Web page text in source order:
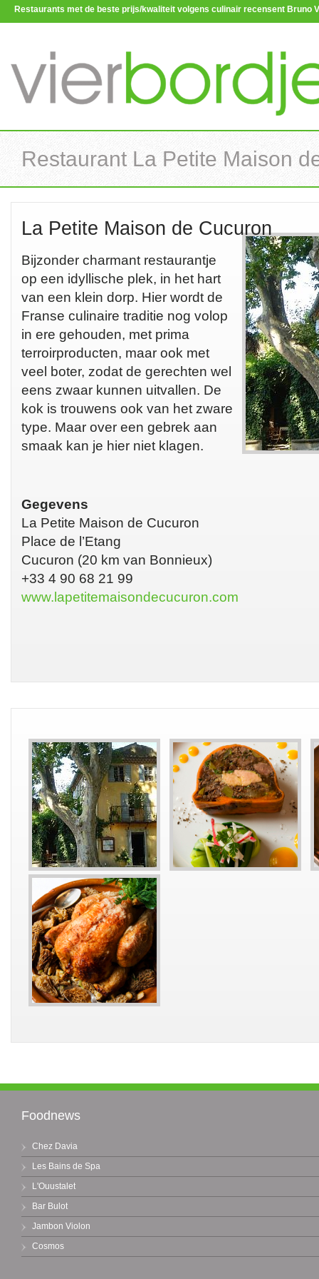
Restaurants met de beste prijs/kwaliteit volgens culinair recensent Bruno
Restaurant La Petite Maison
La Petite Maison de Cucuron
Bijzonder charmant restaurantje
op een idyllische plek, in het hart
van een klein dorp. Hier wordt de
Franse culinaire traditie nog volop
in ere gehouden, met prima
terroirproducten, maar ook met
veel boter, zodat de gerechten wel
eens zwaar kunnen uitvallen. De
kok is trouwens ook van het zware
type. Maar over een gebrek aan
smaak kan je hier niet klagen.
Gegevens
La Petite Maison de Cucuron
Place de l’Etang
Cucuron (20 km van Bonnieux)
+33 4 90 68 21 99
www.lapetitemaisondecucuron.com
Foodnews
Chez Davia
Les Bains de Spa
L'Ouustalet
Bar Bulot
Jambon Violon
Cosmos